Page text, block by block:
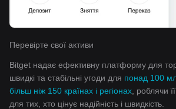
Перевірте свої активи
Bitget надає ефективну платформу для
швидкі та стабільні угоди для понад 100
більш ніж 150 країнах і регіонах , роблячи
для тих, хто цінує надійність і швидкість.